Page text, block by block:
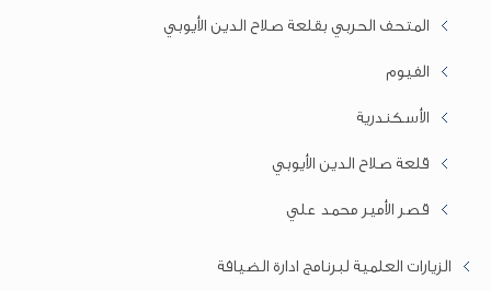
المتحف الحربي بقلعة صلاح الدين الأيوبي
الفيوم
الأسكندرية
قلعة صلاح الدين الأيوبي
قصر الأمير محمد علي
الزيارات العلمية لبرنامج ادارة الضيافة